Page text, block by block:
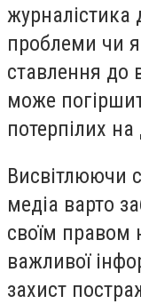
проблеми чи
ставлення до
може
потерпілих
Висвітлюючи
медіа варто
своїм правом
важливої
захист